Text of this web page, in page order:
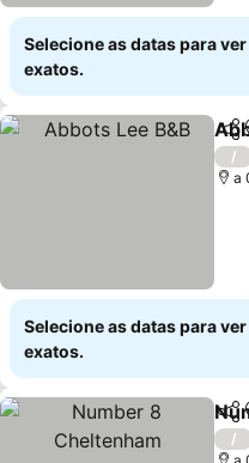
Selecione as datas para
exatos.
/
a
Selecione as datas para
exatos.
/